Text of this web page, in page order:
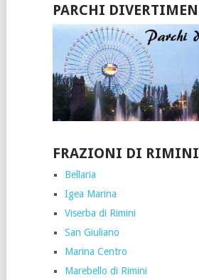
PARCHI
FRAZIONI DI RIMINI
Bellaria
Igea Marina
Viserba di Rimini
San Giuliano
Marina Centro
Marebello di Rimini